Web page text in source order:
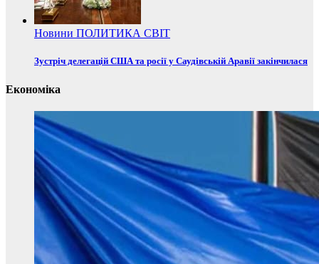
Новини ПОЛИТИКА СВІТ
Зустріч делегацій США та росії у Саудівській Аравії закінчилася
Економіка